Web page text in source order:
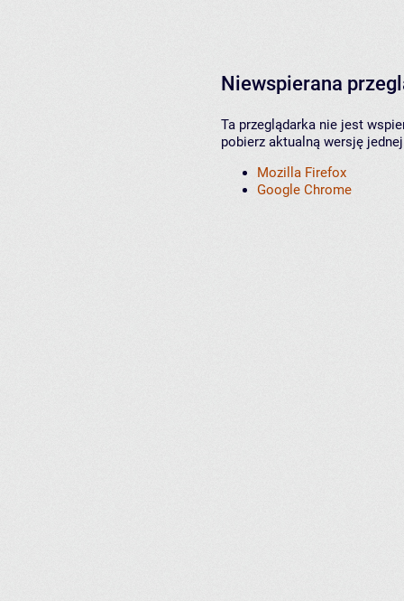
Niewspierana
Ta przeglądarka nie jest
pobierz aktualną wersję
Mozilla Firefox
Google Chrome